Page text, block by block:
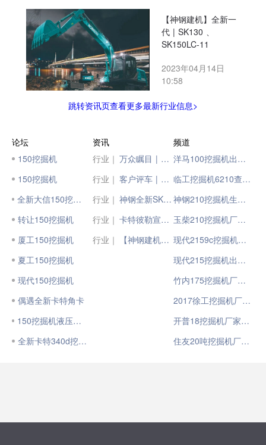
【神钢建机】全新一
代 | SK130 、
SK150LC-11
2023年04月14日
10:58
跳转资讯页查看更多最新行业信息>
论坛
150挖掘机
150挖掘机
全新大信150挖掘机出售
转让150挖掘机
厦工150挖掘机
夏工150挖掘机
现代150挖掘机
偶遇全新卡特角卡
150挖掘机液压搞8成新/
全新卡特340d挖掘机
资讯
行业｜
万众瞩目 | 神钢全新一代国四机型SK150挖掘机
行业｜
客户评车 | 现代HW150挖掘机，效率高，更省油
行业｜
神钢全新SK130-11/SK150LC-11挖掘机荣耀上市
行业｜
卡特彼勒宣布将推出全新Cat®（卡特）C13D柴油发动机
行业｜
【神钢建机】全新一代 | SK130 、SK150LC-11
频道
洋马100挖掘机出厂日期
临工挖掘机6210查出厂
神钢210挖掘机生产厂家
玉柴210挖掘机厂家电话
现代2159c挖掘机出厂
现代215挖掘机出厂合格证
竹内175挖掘机厂家电话
2017徐工挖掘机厂招聘
开普18挖掘机厂家电话
住友20吨挖掘机厂地在哪